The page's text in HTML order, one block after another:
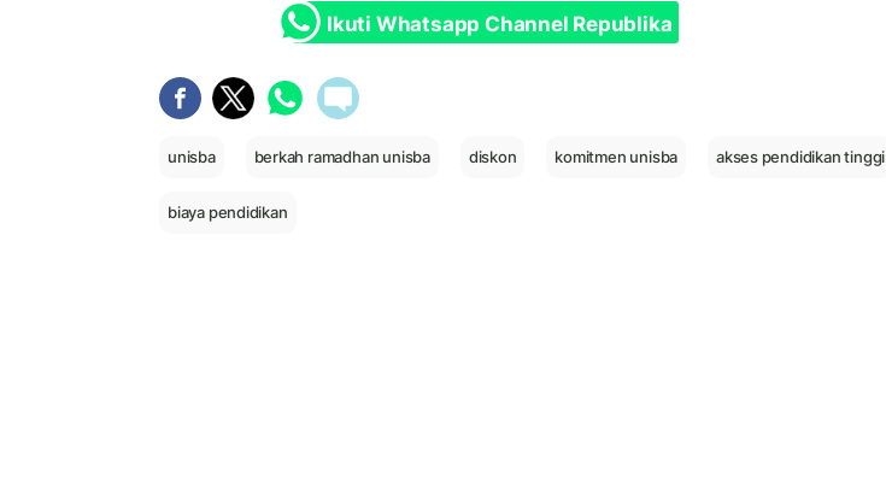
Ikuti Whatsapp Channel Republika
unisba berkah ramadhan unisba diskon komitmen unisba akses pendidikan tinggi
biaya pendidikan